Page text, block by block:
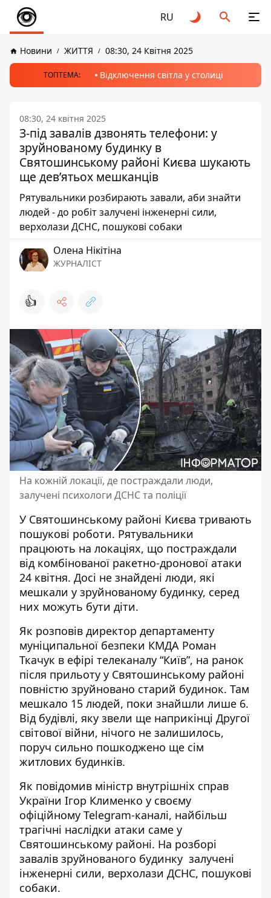
RU
Новини ЖИТТЯ 08:30, 24 Квітня 2025
ТОПТЕМА: Відключення світла у столиці
08:30, 24 квітня 2025
З-під завалів дзвонять телефони: у
зруйнованому будинку в
Святошинському районі Києва шукають
ще дев’ятьох мешканців
Рятувальники розбирають завали, аби знайти
людей - до робіт залучені інженерні сили,
верхолази ДСНС, пошукові собаки
Олена Нікітіна
ЖУРНАЛІСТ
👍
На кожній локації, де постраждали люди,
залучені психологи ДСНС та поліції
У Святошинському районі Києва тривають
пошукові роботи. Рятувальники
працюють на локаціях, що постраждали
від комбінованої ракетно-дронової атаки
24 квітня. Досі не знайдені люди, які
мешкали у зруйнованому будинку, серед
них можуть бути діти.
Як розповів директор департаменту
муніципальної безпеки КМДА Роман
Ткачук в ефірі телеканалу “Київ”, на ранок
після прильоту у Святошинському районі
повністю зруйновано старий будинок. Там
мешкало 15 людей, поки знайшли лише 6.
Від будівлі, яку звели ще наприкінці Другої
світової війни, нічого не залишилось,
поруч сильно пошкоджено ще сім
житлових будинків.
Як повідомив міністр внутрішніх справ
України Ігор Клименко у своєму
офіційному Telegram-каналі, найбільш
трагічні наслідки атаки саме у
Святошинському районі. На розборі
завалів зруйнованого будинку залучені
інженерні сили, верхолази ДСНС, пошукові
собаки.